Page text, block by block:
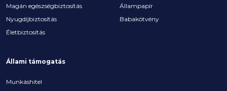
Magán egészségbiztosítás
Nyugdíjbiztosítás
Életbiztosítás
Állampapír
Babakötvény
Állami támogatás
Munkáshitel